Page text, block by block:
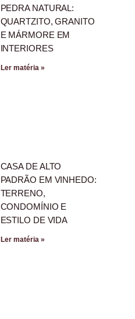
PEDRA NATURAL:
QUARTZITO, GRANITO
E MÁRMORE EM
INTERIORES
Ler matéria »
CASA DE ALTO
PADRÃO EM VINHEDO:
TERRENO,
CONDOMÍNIO E
ESTILO DE VIDA
Ler matéria »